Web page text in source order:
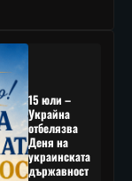
15 юли –
Украйна
отбелязва
Деня на
украинската
държавност